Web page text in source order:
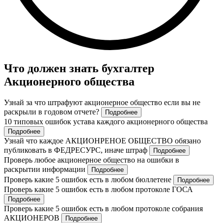
Что должен знать бухгалтер
Акционерного общества
Узнай за что штрафуют акционерное общество если вы не
раскрыли в годовом отчете?
Подробнее
10 типовых ошибок устава каждого акционерного общества
Подробнее
Узнай что каждое АКЦИОНРЕНОЕ ОБЩЕСТВО обязано
публиковать в ФЕДРЕСУРС, иначе штраф
Подробнее
Проверь любое акционерное общество на ошибки в
раскрытии информации
Подробнее
Проверь какие 5 ошибок есть в любом бюллетене Подробнее
Проверь какие 5 ошибок есть в любом протоколе ГОСА
Подробнее
Проверь какие 5 ошибок есть в любом протоколе собрания
АКЦИОНЕРОВ
Подробнее